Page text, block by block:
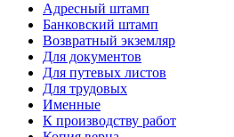
Адресный штамп
Банковский штамп
Возвратный экземляр
Для документов
Для путевых листов
Для трудовых
Именные
К производству работ